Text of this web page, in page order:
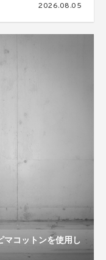
2026.08.05
マコットンを使用し